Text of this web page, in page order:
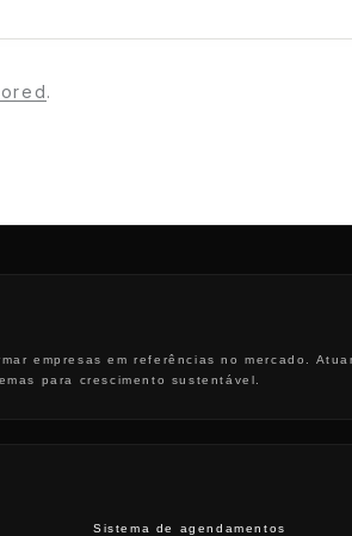
.
empresas em referências no mercado.
para crescimento sustentável.
Sistema de agendamentos